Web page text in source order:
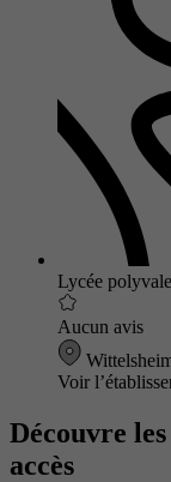
Lycée
Aucun avis
Voir
Découvre
accès